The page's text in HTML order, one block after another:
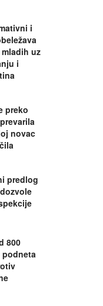
i
uz
i
preko
novac
predlog
800
podneta